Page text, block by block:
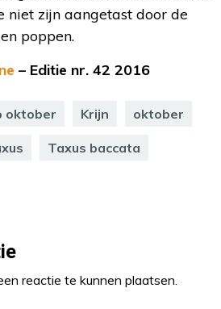
niet zijn aangetast door de
poppen.
– Editie nr. 42 2016
oktober Krijn oktober
Taxus baccata
reactie te kunnen plaatsen.